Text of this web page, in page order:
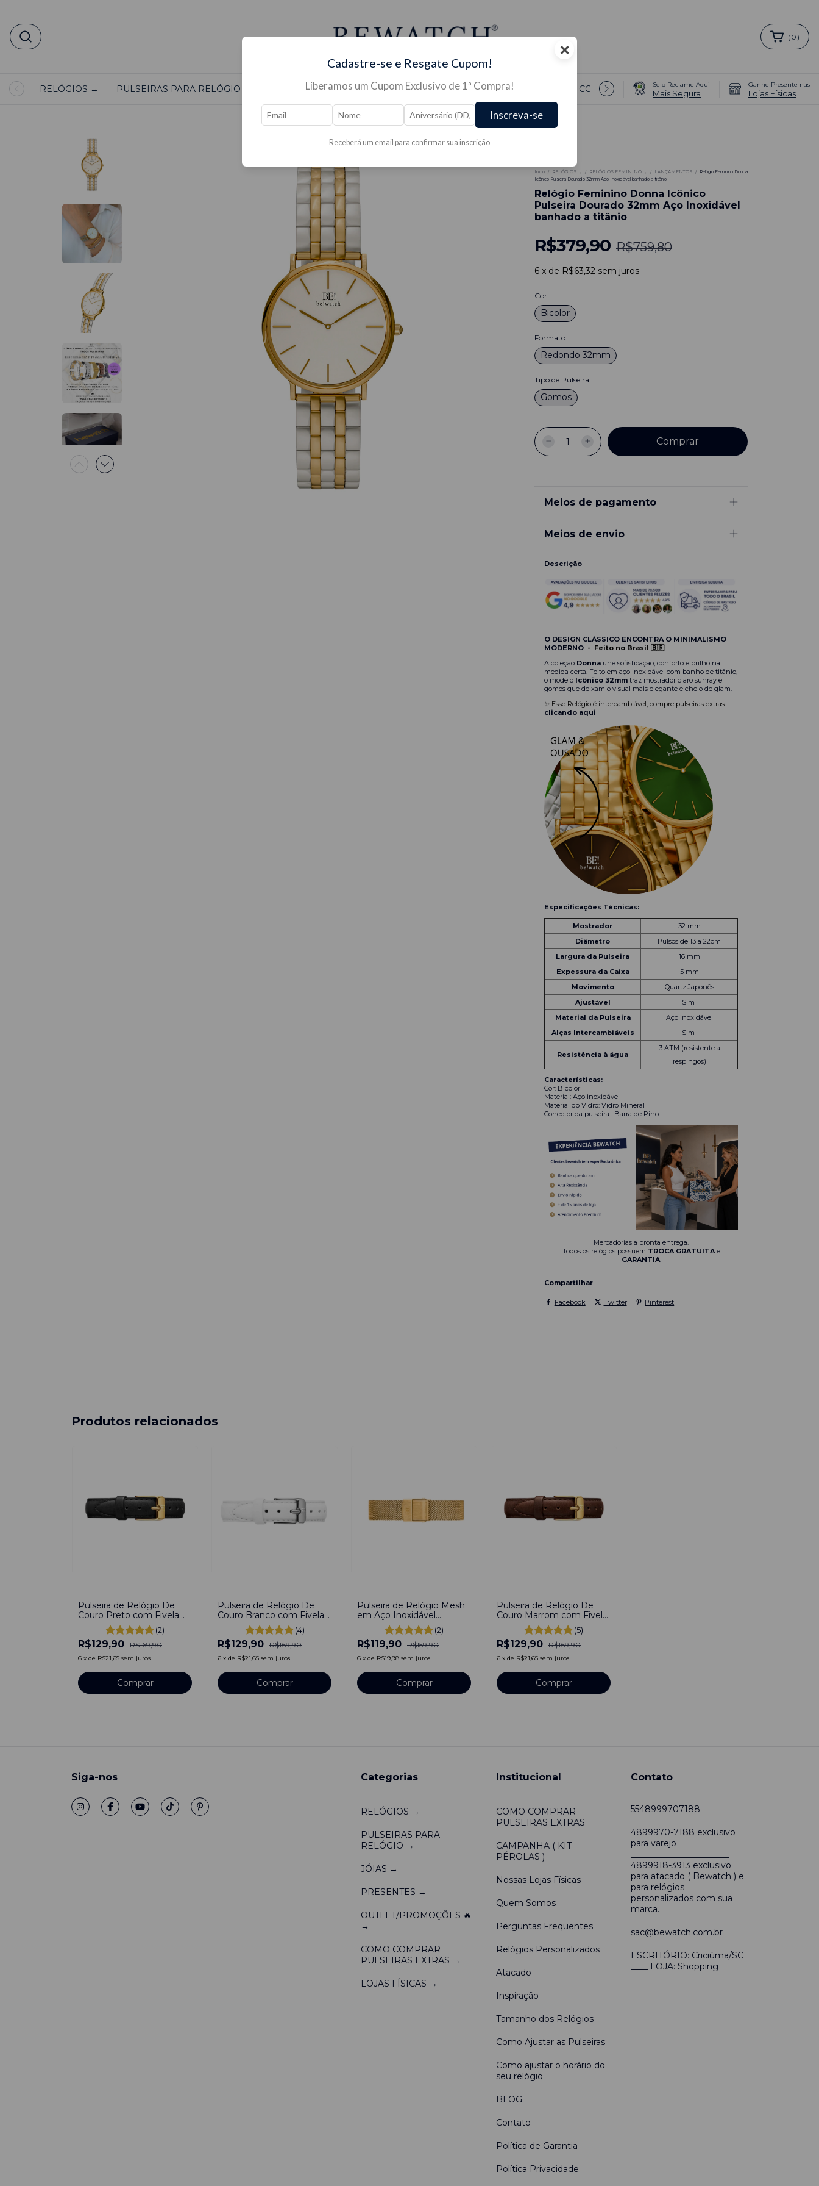
( 0 )
RELÓGIOS → PULSEIRAS PARA RELÓGIO → JÓIAS → PRESENTES → OUTLET/PROMOÇÕES 🔥 → COMO COMPRAR PULSEIRAS EXTRAS → LOJAS FÍSICAS
Selo Reclame Aqui
Mais Segura
Ganhe Presente nas
Lojas Físicas
Início / RELÓGIOS → / RELÓGIOS FEMININO → / LANÇAMENTOS /
Relógio Feminino Donna
Icônico Pulseira Dourado 32mm Aço Inoxidável banhado a titânio
Relógio Feminino Donna Icônico
Pulseira Dourado 32mm Aço Inoxidável
banhado a titânio
R$379,90 R$759,80
6 x de R$63,32 sem juros
Cor
Bicolor
Formato
Redondo 32mm
Tipo de Pulseira
Gomos
Meios de pagamento
Meios de envio
Descrição
O DESIGN CLÁSSICO ENCONTRA O MINIMALISMO
MODERNO - Feito no Brasil 🇧🇷
A coleção Donna une sofisticação, conforto e brilho na
medida certa. Feito em aço inoxidável com banho de titânio,
o modelo Icônico 32mm traz mostrador claro sunray e
gomos que deixam o visual mais elegante e cheio de glam.
✨ Esse Relógio é intercambiável, compre pulseiras extras
clicando aqui
Especificações Técnicas:
Mostrador
32 mm
Diâmetro
Pulsos de 13 a 22cm
Largura da Pulseira
16 mm
Expessura da Caixa
5 mm
Movimento
Quartz Japonês
Ajustável
Sim
Material da Pulseira
Aço inoxidável
Alças Intercambiáveis
Sim
Resistência à água
3 ATM (resistente a
respingos)
Características:
Cor: Bicolor
Material: Aço inoxidável
Material do Vidro: Vidro Mineral
Conector da pulseira : Barra de Pino
Mercadorias a pronta entrega.
Todos os relógios possuem TROCA GRATUITAe
GARANTIA.
Compartilhar
Facebook Twitter Pinterest
Produtos relacionados
Pulseira de Relógio De
Couro Preto com Fivela
em Aço Inoxidável 16mm
(2)
R$129,90 R$169,90
6 x de R$21,65 sem juros
Comprar
Pulseira de Relógio De
Couro Branco com Fivela
em Aço Inoxidável 16mm
(4)
R$129,90 R$169,90
6 x de R$21,65 sem juros
Comprar
Pulseira de Relógio Mesh
em Aço Inoxidável
Dourado 16mm
(2)
R$119,90 R$159,90
6 x de R$19,98 sem juros
Comprar
Pulseira de Relógio De
Couro Marrom com Fivela
em Aço Inoxidável 16mm
(5)
R$129,90 R$169,90
6 x de R$21,65 sem juros
Comprar
Siga-nos Categorias
RELÓGIOS →
PULSEIRAS PARA
RELÓGIO →
JÓIAS →
PRESENTES →
OUTLET/PROMOÇÕES 🔥
→
COMO COMPRAR
PULSEIRAS EXTRAS →
LOJAS FÍSICAS →
Institucional
COMO COMPRAR
PULSEIRAS EXTRAS
CAMPANHA ( KIT
PÉROLAS )
Nossas Lojas Físicas
Quem Somos
Perguntas Frequentes
Relógios Personalizados
Atacado
Inspiração
Tamanho dos Relógios
Como Ajustar as Pulseiras
Como ajustar o horário do
seu relógio
BLOG
Contato
Política de Garantia
Política Privacidade
Contato
5548999707188
4899970-7188 exclusivo
para varejo
4899918-3913 exclusivo
para atacado ( Bewatch ) e
para relógios
personalizados com sua
marca.
sac@bewatch.com.br
ESCRITÓRIO: Criciúma/SC
____ LOJA: Shopping
×
Cadastre-se e Resgate Cupom!
Liberamos um Cupom Exclusivo de 1ª Compra!
Inscreva-se
Receberá um email para confirmar sua inscrição